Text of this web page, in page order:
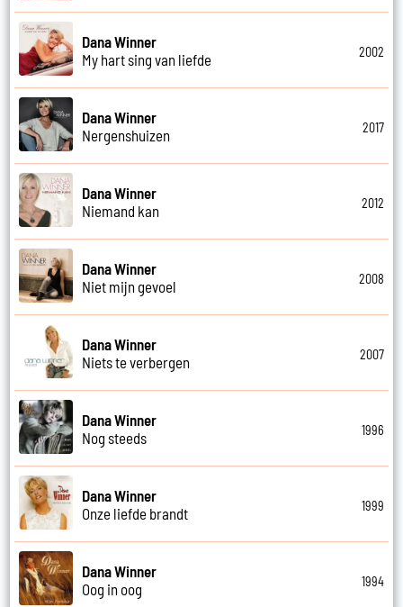
Dana Winner
My hart sing van liefde
2002
Dana Winner
Nergenshuizen
2017
Dana Winner
Niemand kan
2012
Dana Winner
Niet mijn gevoel
2008
Dana Winner
Niets te verbergen
2007
Dana Winner
Nog steeds
1996
Dana Winner
Onze liefde brandt
1999
Dana Winner
Oog in oog
1994